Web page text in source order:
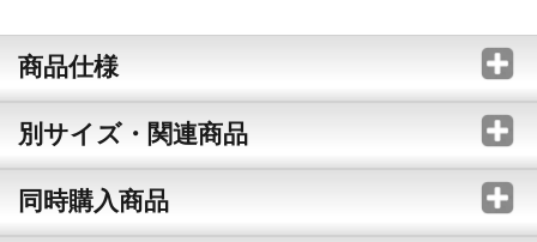
商品仕様
別サイズ・関連商品
同時購入商品